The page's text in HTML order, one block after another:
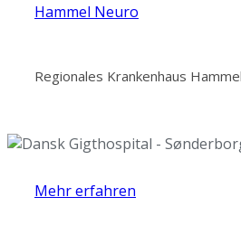
Hammel Neuro
Regionales Krankenhaus
Mehr erfahren